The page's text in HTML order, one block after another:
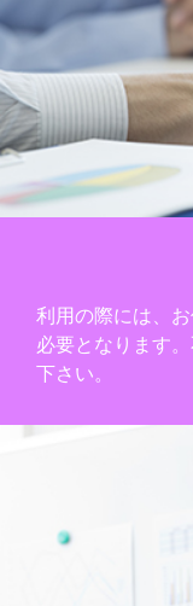
利用の際には、
必要となります
下さい。